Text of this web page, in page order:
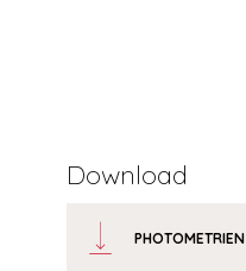
Download
PHOTOMETRIEN